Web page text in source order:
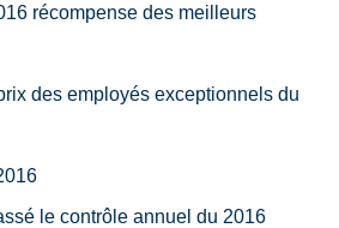
récompense des meilleurs
des employés exceptionnels du
le contrôle annuel du 2016